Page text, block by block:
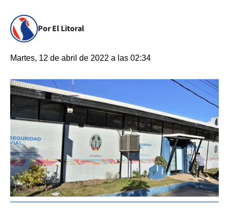
Por El Litoral
Martes, 12 de abril de 2022 a las 02:34